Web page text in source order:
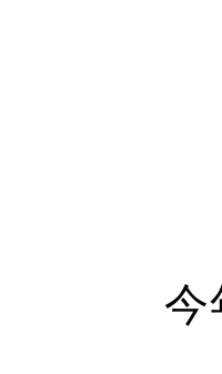
今